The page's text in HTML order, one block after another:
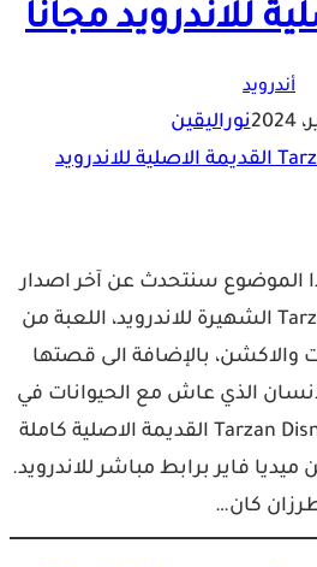
للاندرويد مجانا
أندرويد
نوراليقين
الموضوع سنتحدث عن آخر اصدار
من لعبة طرزان Tarzan Apk الشهيرة للاندرويد، اللعبة من
والاكشن، بالإضافة الى قصتها
الذي عاش مع الحيوانات في
الغابة، لعبة طرزان Tarzan Disneys القديمة الاصلية كاملة
فاير برابط مباشر للاندرويد.
كان…